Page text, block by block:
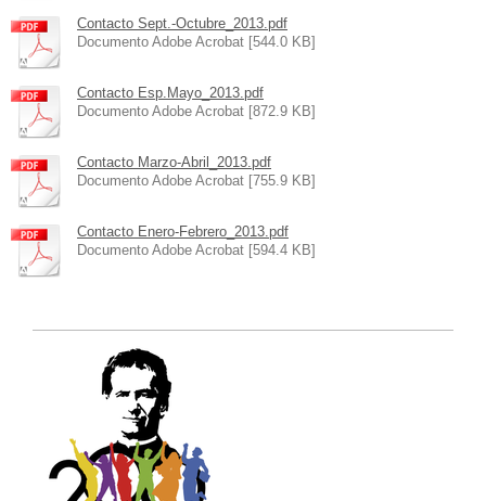
Contacto Sept.-Octubre_2013.pdf
Documento Adobe Acrobat [544.0 KB]
Contacto Esp.Mayo_2013.pdf
Documento Adobe Acrobat [872.9 KB]
Contacto Marzo-Abril_2013.pdf
Documento Adobe Acrobat [755.9 KB]
Contacto Enero-Febrero_2013.pdf
Documento Adobe Acrobat [594.4 KB]